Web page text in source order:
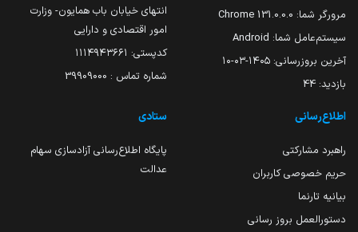
مرورگر شما: 131.0.0.0 Chrome
سیستم‌عامل شما: Android
آخرین بروزرسانی: ۱۴۰۵-۰۳-۱۰
بازدید: 44
انتهای خیابان باب همایون- وزارت
امور اقتصادی و دارایی
کدپستی: ۱۱۱۴۹۴۳۶۶۱
شماره تماس : 39909000
اطلاع‌رسانی
راهبرد مشارکتی
حریم خصوصی کاربران
بیانیه تارنما
دستورالعمل بروز رسانی
ستادی
پایگاه اطلاع‌رسانی آزادسازی سهام
عدالت